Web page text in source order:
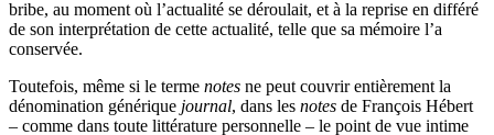
bribe, au moment où l’actualité se déroulait, et à la reprise en différé
de son interprétation de cette actualité, telle que sa mémoire l’a
conservée.
Toutefois, même si le terme notes ne peut couvrir entièrement la
dénomination générique journal, dans les notes de François Hébert
– comme dans toute littérature personnelle – le point de vue intime